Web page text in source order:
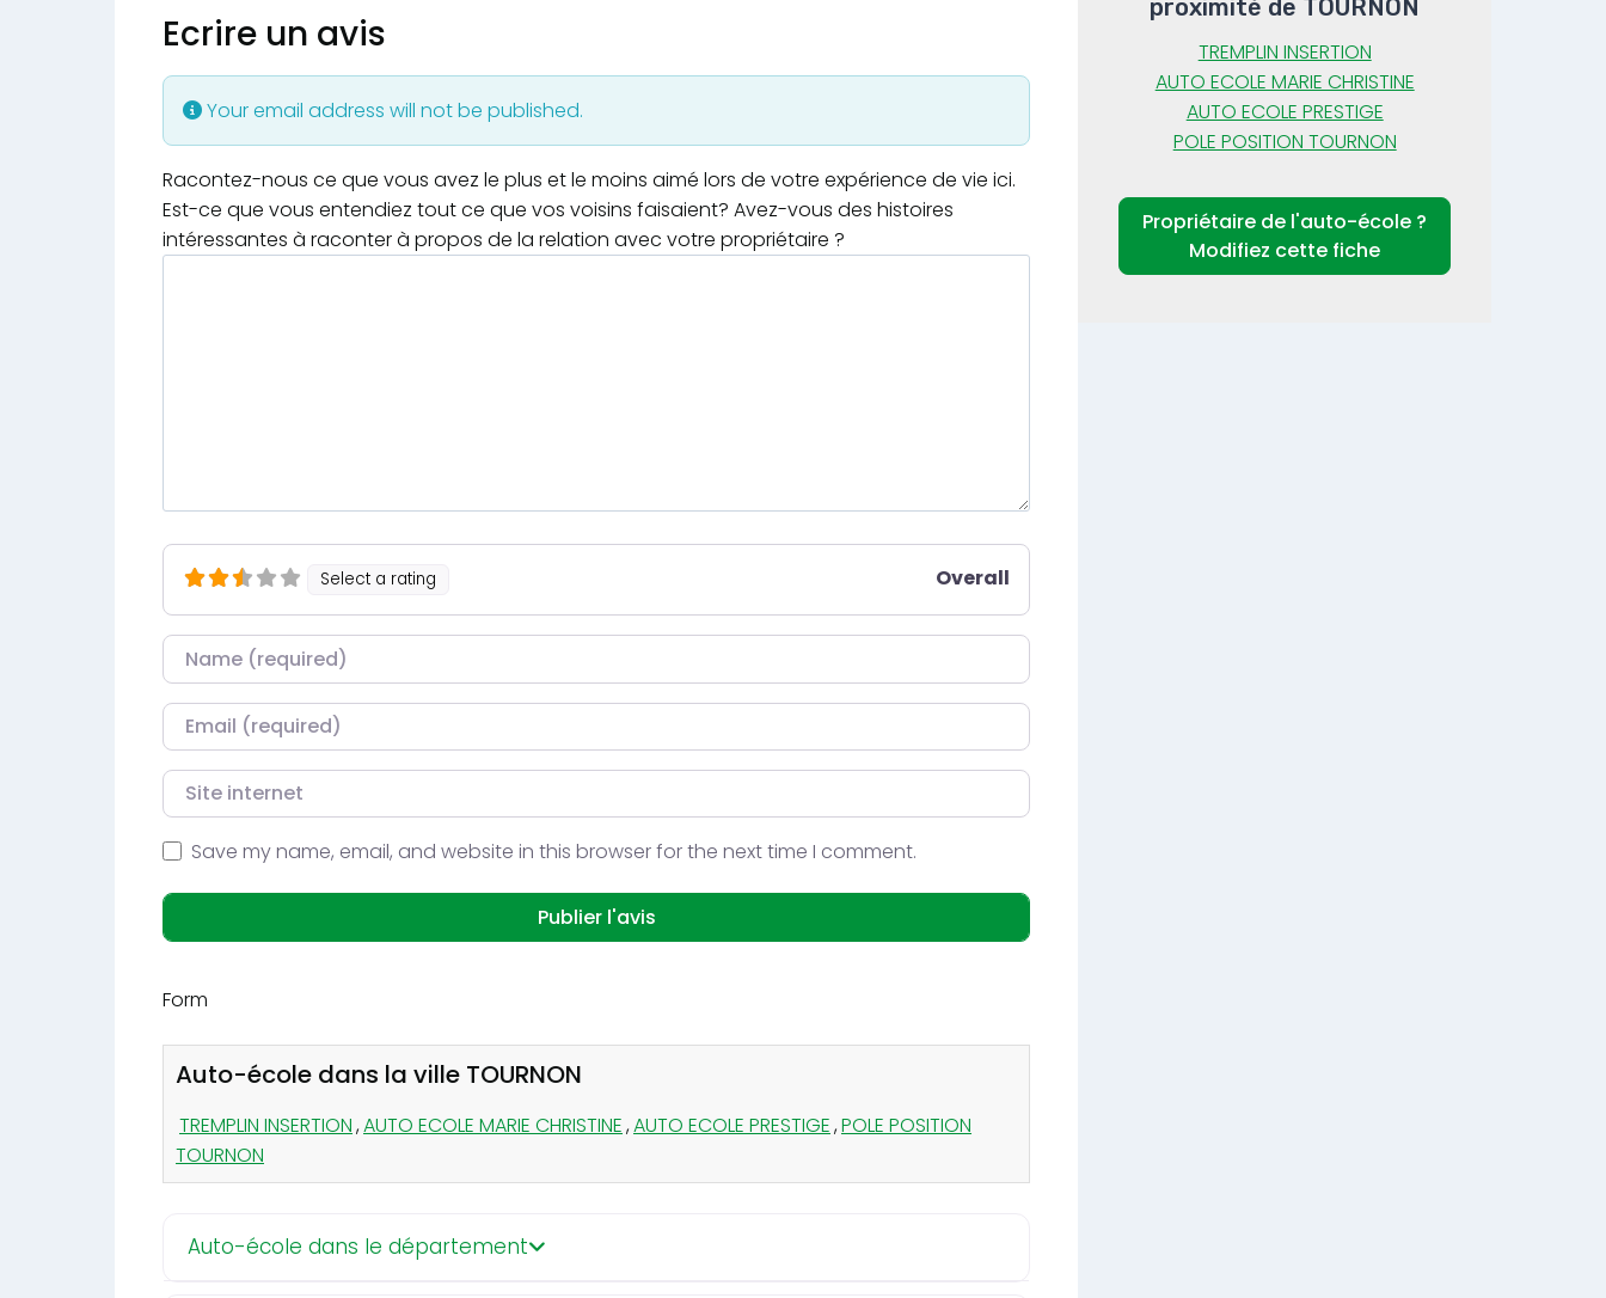
Ecrire un avis
Your email address will not be published.
Racontez-nous ce que vous avez le plus et le moins aimé lors de votre expérience de vie ici.
Est-ce que vous entendiez tout ce que vos voisins faisaient? Avez-vous des histoires
intéressantes à raconter à propos de la relation avec votre propriétaire ?
Select a rating Overall
Nom
Courriel
Site internet
Save my name, email, and website in this browser for the next time I comment.
Form
Auto-école dans la ville TOURNON
TREMPLIN INSERTION,AUTO ECOLE MARIE CHRISTINE,AUTO ECOLE PRESTIGE,POLE POSITION
TOURNON
Auto-école dans le département
proximité de TOURNON
TREMPLIN INSERTION
AUTO ECOLE MARIE CHRISTINE
AUTO ECOLE PRESTIGE
POLE POSITION TOURNON
Propriétaire de l'auto-école ?
Modifiez cette fiche